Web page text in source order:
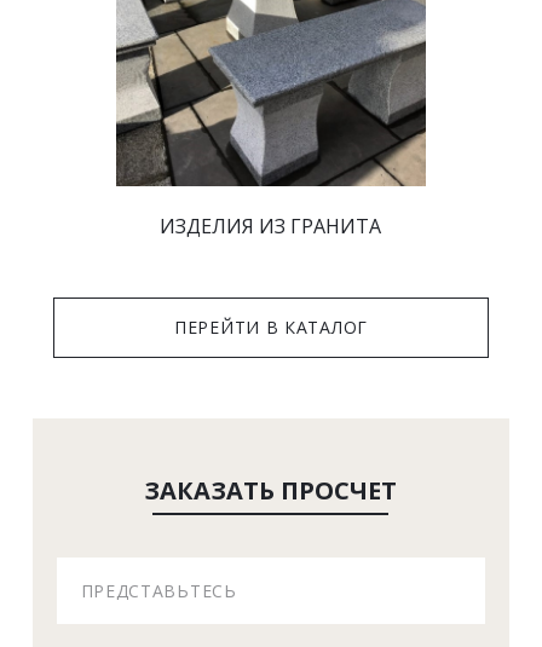
ИЗДЕЛИЯ ИЗ ГРАНИТА
ПЕРЕЙТИ В КАТАЛОГ
ЗАКАЗАТЬ ПРОСЧЕТ